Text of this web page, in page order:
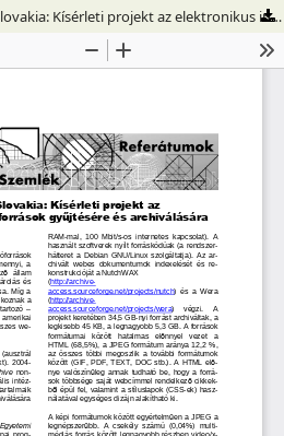
Web-archívum made in Slovakia: Kísérleti projekt az elektronikus információforrások gyűjtésére és archiválására